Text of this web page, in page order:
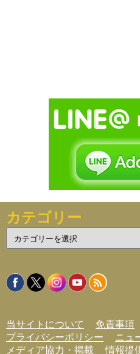
カテゴリー
テ
リ
ー
当サイトについて 免責事項
プライバシーポリシー
ニュ
メディア協力・掲載
情報提